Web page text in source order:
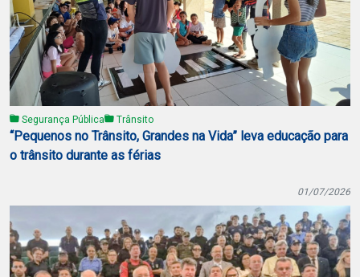
Segurança Pública Trânsito
“Pequenos no Trânsito, Grandes na Vida” leva educação para
o trânsito durante as férias
01/07/2026